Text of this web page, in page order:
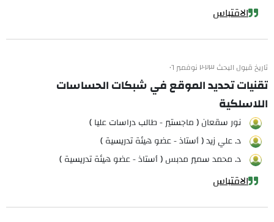
الاقتباس
تاريخ قبول البحث ٢٠٢٣ نوفمبر ٠٦
تقنيات تحديد الموقع في شبكات الحساسات
اللاسلكية
نور سقعان ( ماجستير - طالب دراسات عليا )
د. علي زيد ( أستاذ - عضو هيئة تدريسية )
د. محمد سمير مدبس ( أستاذ - عضو هيئة تدريسية )
الاقتباس